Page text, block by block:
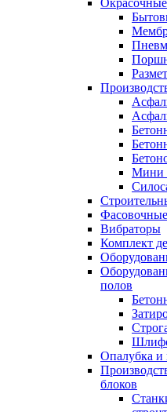
Мини
Вибраторы
Комплект
полов
Опалубка
блоков